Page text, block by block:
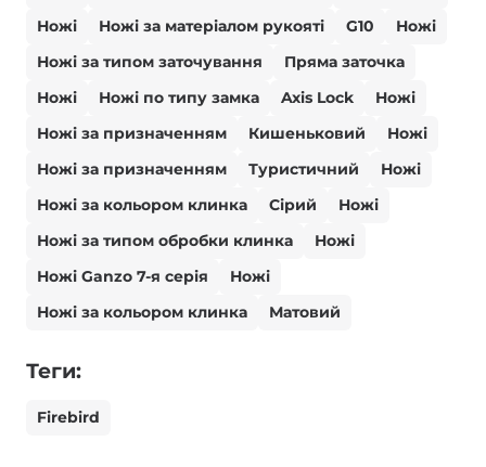
Ножі
Ножі за матеріалом рукояті G10
Ножі
Ножі за типом заточування
Пряма заточка
Ножі
Ножі по типу замка Axis Lock
Ножі
Ножі за призначенням
Кишеньковий
Ножі
Ножі за призначенням
Туристичний
Ножі
Ножі за кольором клинка
Сірий
Ножі
Ножі за типом обробки клинка
Ножі
Ножі Ganzo 7-я серія
Ножі
Ножі за кольором клинка
Матовий
Теги:
Firebird